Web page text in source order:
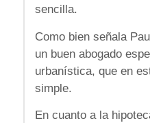
sencilla.
Como bien señala
un buen abogado
urbanística, que en
simple.
En cuanto a la